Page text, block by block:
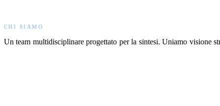
CHI SIAMO
Un team multidisciplinare progettato per la sintesi. Uniamo visione